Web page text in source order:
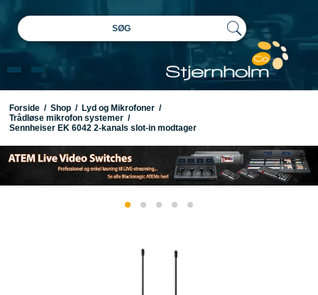
SØG
Forside / Shop / Lyd og Mikrofoner /
Trådløse mikrofon systemer /
Sennheiser EK 6042 2-kanals slot-in modtager